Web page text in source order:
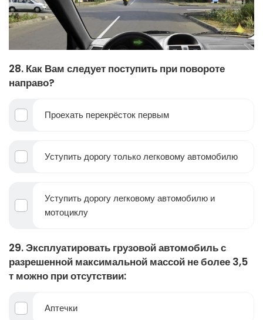
28. Как Вам следует поступить при повороте
направо?
Проехать перекрёсток первым
Уступить дорогу только легковому автомобилю
Уступить дорогу легковому автомобилю и
мотоциклу
29. Эксплуатировать грузовой автомобиль с
разрешенной максимальной массой не более 3,5
т можно при отсутствии:
Аптечки